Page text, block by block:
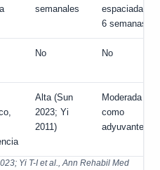
semanales
espaciadas
6 semanas
No No
Alta (Sun
2023; Yi
2011)
Moderada
como
adyuvante
Yi T-I et al., Ann Rehabil Med